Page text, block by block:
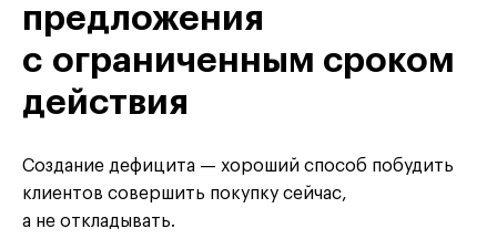
предложения
с ограниченным сроком
действия
Создание дефицита — хороший способ побудить
клиентов совершить покупку сейчас,
а не откладывать.